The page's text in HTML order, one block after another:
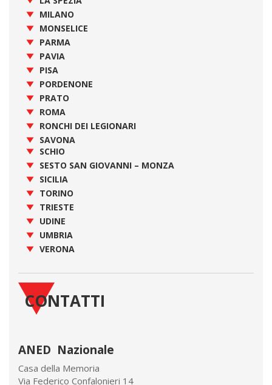
MILANO
MONSELICE
PARMA
PAVIA
PISA
PORDENONE
PRATO
ROMA
RONCHI DEI LEGIONARI
SAVONA
SCHIO
SESTO SAN GIOVANNI – MONZA
SICILIA
TORINO
TRIESTE
UDINE
UMBRIA
VERONA
CONTATTI
ANED Nazionale
Casa della Memoria
Via Federico Confalonieri 14